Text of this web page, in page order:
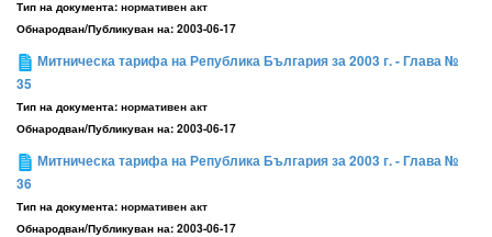
Тип на документа: нормативен акт
Обнародван/Публикуван на: 2003-06-17
Митническа тарифа на Република България за 2003 г. - Глава №
35
Тип на документа: нормативен акт
Обнародван/Публикуван на: 2003-06-17
Митническа тарифа на Република България за 2003 г. - Глава №
36
Тип на документа: нормативен акт
Обнародван/Публикуван на: 2003-06-17